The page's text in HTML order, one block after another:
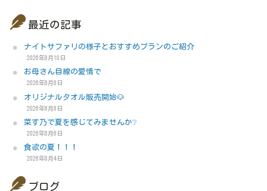
最近の記事
ナイトサファリの様子とおすすめプランのご紹介
2026年8月10日
お母さん目線の愛情で
2026年8月8日
オリジナルタオル販売開始🐶
2026年8月8日
菜す乃で夏を感じてみませんか❔
2026年8月6日
食欲の夏！！！
2026年8月4日
ブログ